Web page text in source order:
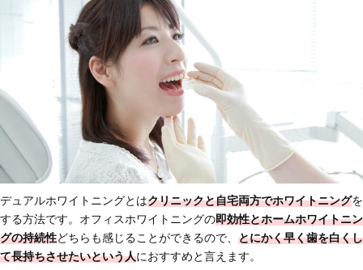
デュアルホワイトニングとはクリニックと自宅両方でホワイトニングを
する方法です。オフィスホワイトニングの即効性とホームホワイトニン
グの持続性どちらも感じることができるので、 とにかく早く歯を白くし
て長持ちさせたいという人におすすめと言えます。